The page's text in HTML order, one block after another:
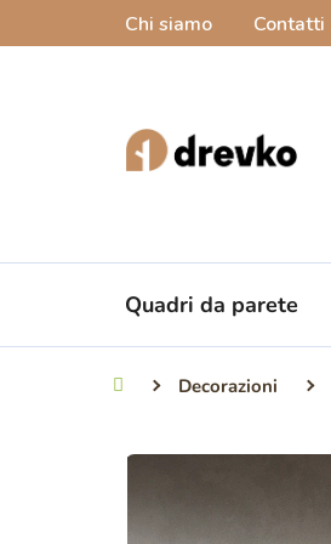
Chi siamo Contatti
Quadri da parete
Casa Decorazioni